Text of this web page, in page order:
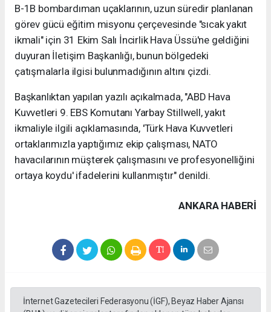
B-1B bombardıman uçaklarının, uzun süredir planlanan
görev gücü eğitim misyonu çerçevesinde "sıcak yakıt
ikmali" için 31 Ekim Salı İncirlik Hava Üssü'ne geldiğini
duyuran İletişim Başkanlığı, bunun bölgedeki
çatışmalarla ilgisi bulunmadığının altını çizdi.
Başkanlıktan yapılan yazılı açıkalmada, "ABD Hava
Kuvvetleri 9. EBS Komutanı Yarbay Stillwell, yakıt
ikmaliyle ilgili açıklamasında, 'Türk Hava Kuvvetleri
ortaklarımızla yaptığımız ekip çalışması, NATO
havacılarının müşterek çalışmasını ve profesyonelliğini
ortaya koydu' ifadelerini kullanmıştır" denildi.
ANKARA HABERİ
İnternet Gazetecileri Federasyonu (İGF), Beyaz Haber Ajansı